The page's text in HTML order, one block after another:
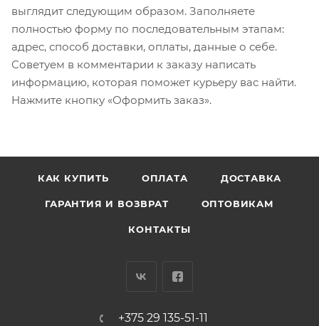
выглядит следующим образом. Заполняете
полностью форму по последовательным этапам:
адрес, способ доставки, оплаты, данные о себе.
Советуем в комментарии к заказу написать
информацию, которая поможет курьеру вас найти.
Нажмите кнопку «Оформить заказ».
КАК КУПИТЬ ОПЛАТА ДОСТАВКА
ГАРАНТИЯ И ВОЗВРАТ ОПТОВИКАМ
КОНТАКТЫ
+375 29 135-51-11